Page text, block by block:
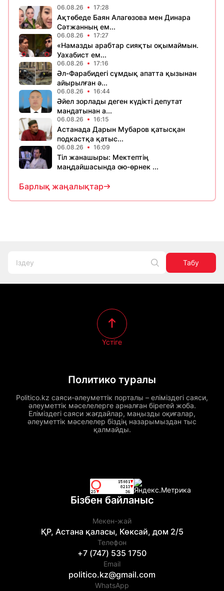
06.08.26 17:28
Ақтөбеде Баян Алагөзова мен Динара
Сәтжанның ем...
06.08.26 17:27
«Намазды арабтар сияқты оқымаймын.
Уахабист ем...
06.08.26 17:16
Әл-Фарабидегі сұмдық апатта қызынан
айырылған ә...
06.08.26 16:44
Әйел зорлады деген күдікті депутат
мандатынан а...
06.08.26 16:15
Астанада Дарын Мубаров қатысқан
подкастқа қатыс...
06.08.26 16:09
Тіл жанашыры: Мектептің
маңдайшасында ою-өрнек ...
Барлық жаңалықтар
Табу
Политико туралы
Politico.kz саяси-әлеуметтік порталы – еліміздегі саяси,
әлеуметтік мәселелерге арналған бірегей жоба.
Еліміздегі саяси жағдайлар, маңызды оқиғалар,
әлеуметтік мәселелер біздің назарымыздан тыс
қалмайды.
Үстіге
Бізбен байланыс
Мекен-жай
ҚР, Астана қаласы, Көксай, дом 2/5
Телефон
+7 (747) 535 1750
Email
politico.kz@gmail.com
WhatsApp